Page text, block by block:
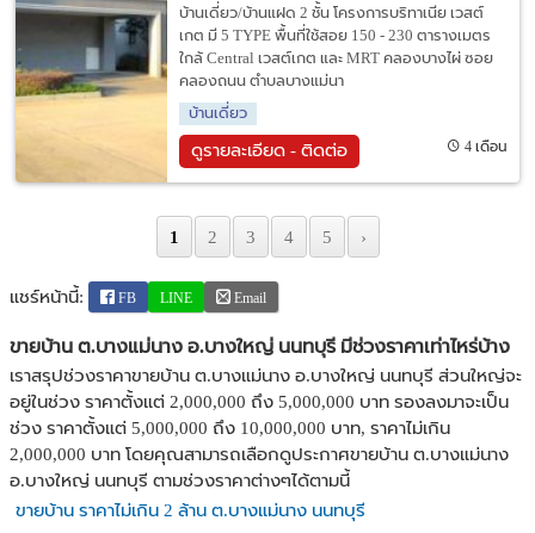
บ้านเดี่ยว/บ้านแฝด 2 ชั้น โครงการบริทาเนีย เวสต์
เกต มี 5 TYPE พื้นที่ใช้สอย 150 - 230 ตารางเมตร
ใกล้ Central เวสต์เกต และ MRT คลองบางไผ่ ซอย
คลองถนน ตำบลบางแม่นา
บ้านเดี่ยว
ดูรายละเอียด - ติดต่อ 4 เดือน
1 2 3 4 5 ›
แชร์หน้านี้: FB LINE Email
ขายบ้าน ต.บางแม่นาง อ.บางใหญ่ นนทบุรี มีช่วงราคาเท่าไหร่บ้าง
เราสรุปช่วงราคาขายบ้าน ต.บางแม่นาง อ.บางใหญ่ นนทบุรี ส่วนใหญ่จะ
อยู่ในช่วง ราคาตั้งแต่ 2,000,000 ถึง 5,000,000 บาท รองลงมาจะเป็น
ช่วง ราคาตั้งแต่ 5,000,000 ถึง 10,000,000 บาท, ราคาไม่เกิน
2,000,000 บาท โดยคุณสามารถเลือกดูประกาศขายบ้าน ต.บางแม่นาง
อ.บางใหญ่ นนทบุรี ตามช่วงราคาต่างๆได้ตามนี้
ขายบ้าน ราคาไม่เกิน 2 ล้าน ต.บางแม่นาง นนทบุรี